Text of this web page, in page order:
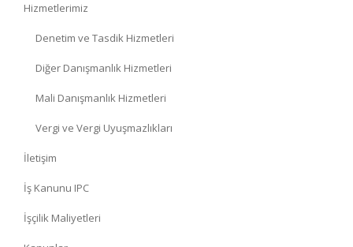
Hizmetlerimiz
Denetim ve Tasdik Hizmetleri
Diğer Danışmanlık Hizmetleri
Mali Danışmanlık Hizmetleri
Vergi ve Vergi Uyuşmazlıkları
İletişim
İş Kanunu IPC
İşçilik Maliyetleri